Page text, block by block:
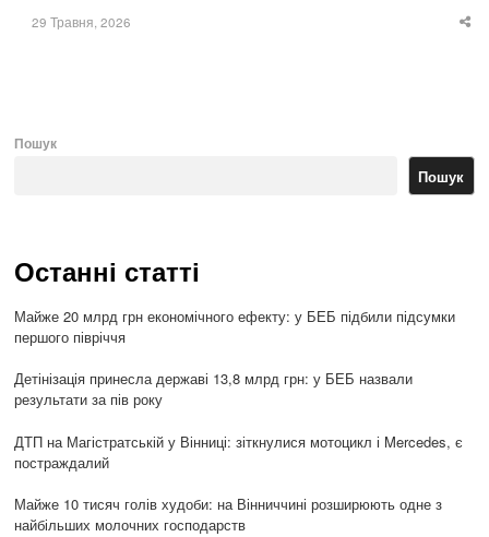
29 Травня, 2026
Пошук
Пошук
Останні статті
Майже 20 млрд грн економічного ефекту: у БЕБ підбили підсумки
першого півріччя
Детінізація принесла державі 13,8 млрд грн: у БЕБ назвали
результати за пів року
ДТП на Магістратській у Вінниці: зіткнулися мотоцикл і Mercedes, є
постраждалий
Майже 10 тисяч голів худоби: на Вінниччині розширюють одне з
найбільших молочних господарств